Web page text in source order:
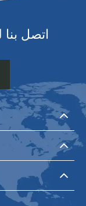
اتصل